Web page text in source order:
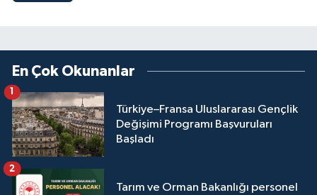
En Çok Okunanlar
Türkiye–Fransa Uluslararası Gençlik
Değişimi Programı Başvuruları
Başladı
1
Tarım ve Orman Bakanlığı personel
2